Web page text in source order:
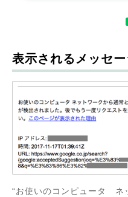
表示されるメッセ
“お使いのコンピュータ ネ